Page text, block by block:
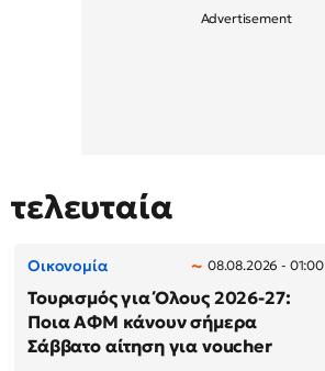
τελευταία
Οικονομία 08.08.2026 - 01:00
Τουρισμός για Όλους 2026-27:
Ποια ΑΦΜ κάνουν σήμερα
Σάββατο αίτηση για voucher